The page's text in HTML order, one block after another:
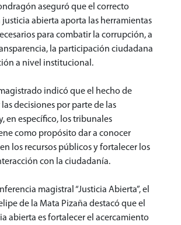
aseguró que el correcto
justicia abierta aporta las herramientas
para combatir la corrupción, a
la participación ciudadana
a nivel institucional.
indicó que el hecho de
decisiones por parte de las
en específico, los tribunales
como propósito dar a conocer
los recursos públicos y fortalecer los
con la ciudadanía.
magistral “Justicia Abierta”, el
de la Mata Pizaña destacó que el
abierta es fortalecer el acercamiento